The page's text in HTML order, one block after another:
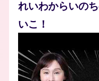
れいわからいの
いこ！